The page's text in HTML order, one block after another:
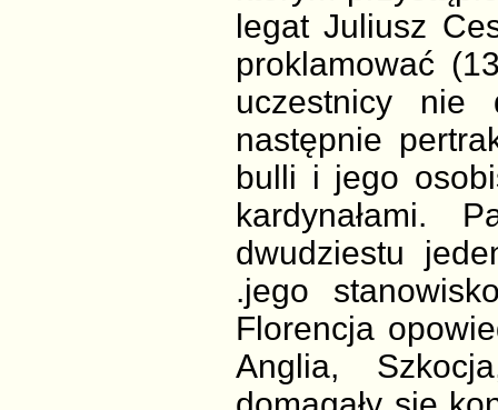
legat Juliusz
proklamować
uczestnicy nie
następnie
bulli i jego
kardynałami.
dwudziestu
.jego
Florencja
Anglia,